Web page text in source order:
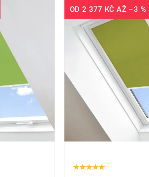
OD 2 377 KČ AŽ –3 %